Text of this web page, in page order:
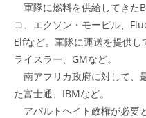
軍隊に燃料を供給してきた
コ、エクソン・モービル、
Elfなど。軍隊に運送を提供
ライスラー、GMなど。
南アフリカ政府に対して、
た富士通、IBMなど。
アパルトヘイト政権が必要